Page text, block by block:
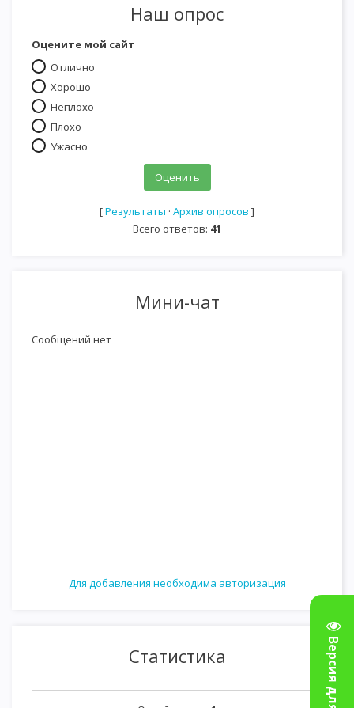
Наш опрос
Оцените мой сайт
Отлично
Хорошо
Неплохо
Плохо
Ужасно
[Результаты · Архив опросов ]
Всего ответов: 41
Мини-чат
Для добавления необходима авторизация
Статистика